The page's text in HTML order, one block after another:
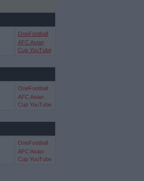
OneFootball
AFC Asian
Cup YouTube
OneFootball
AFC Asian
Cup YouTube
OneFootball
AFC Asian
Cup YouTube